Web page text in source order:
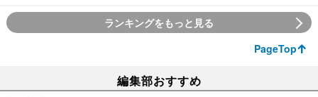
ランキングをもっと見る
PageTop
編集部おすすめ